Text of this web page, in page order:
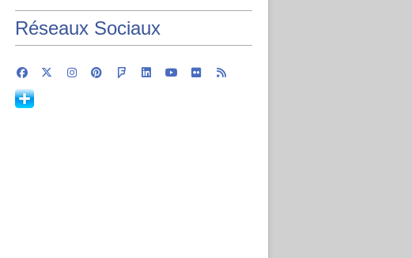
Réseaux Sociaux